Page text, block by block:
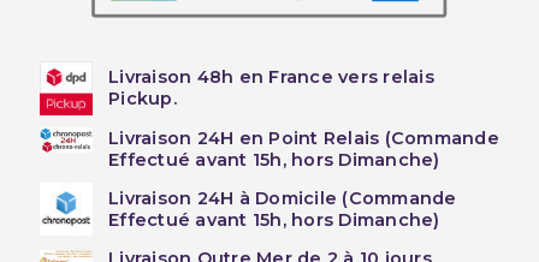
Livraison 48h en France vers relais
Pickup.
Livraison 24H en Point Relais (Commande
Effectué avant 15h, hors Dimanche)
Livraison 24H à Domicile (Commande
Effectué avant 15h, hors Dimanche)